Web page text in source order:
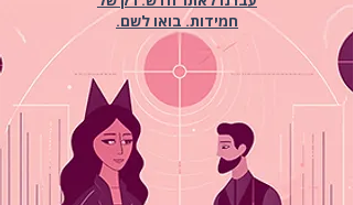
חמידות. בואו לשם.